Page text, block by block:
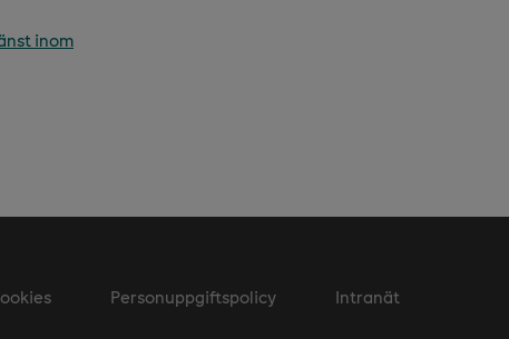
inom
Personuppgiftspolicy Intranät